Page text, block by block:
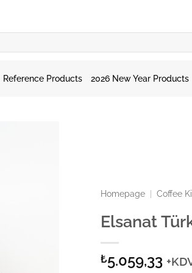
Reference Products 2026 New Year Products
Homepage | Coffee
Elsanat
₺5.059,33